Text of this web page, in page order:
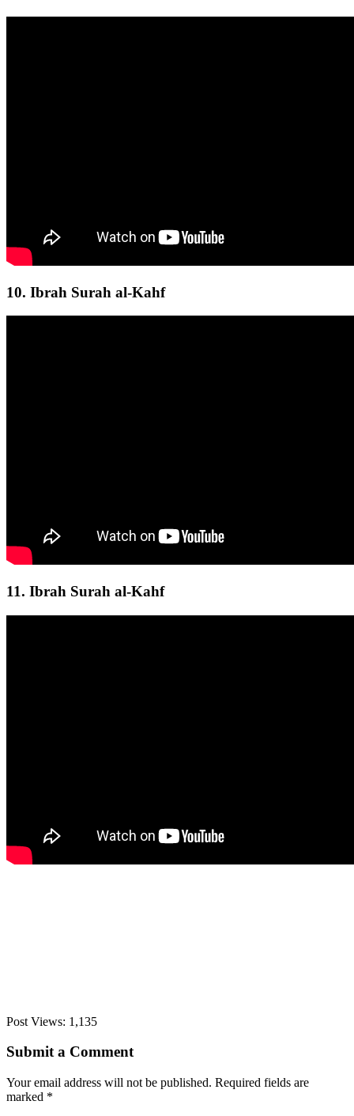
10. Ibrah Surah al-Kahf
11. Ibrah Surah al-Kahf
Post Views: 1,135
Submit a Comment
Your email address will not be published. Required fields are
marked *